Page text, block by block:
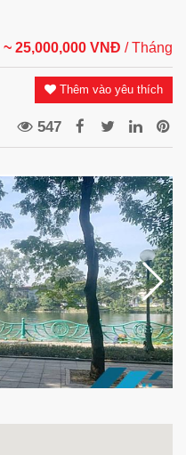
~ 25,000,000 VNĐ / Tháng
Thêm vào yêu thích
547